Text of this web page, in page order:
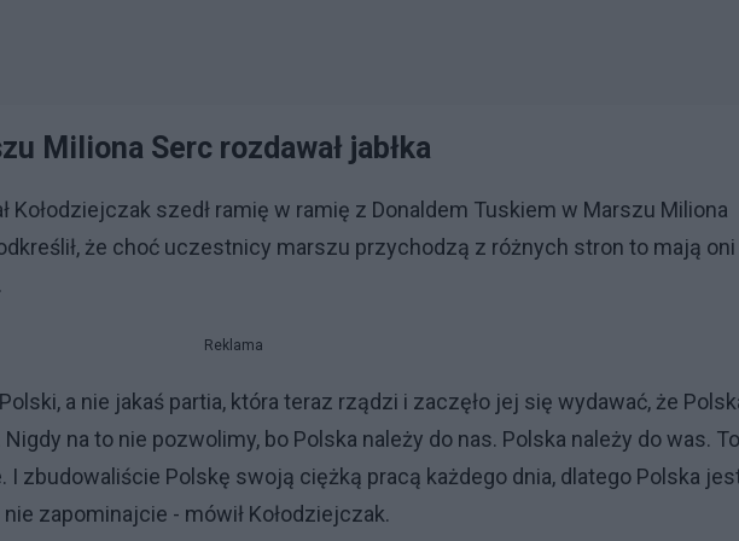
Miliona Serc rozdawał jabłka
Kołodziejczak szedł ramię w ramię z Donaldem Tuskiem w Marszu Miliona
że choć uczestnicy marszu przychodzą z różnych stron to mają oni
Reklama
a nie jakaś partia, która teraz rządzi i zaczęło jej się wydawać, że
na to nie pozwolimy, bo Polska należy do nas. Polska należy do was. To
I zbudowaliście Polskę swoją ciężką pracą każdego dnia, dlatego Polska
zapominajcie - mówił Kołodziejczak.